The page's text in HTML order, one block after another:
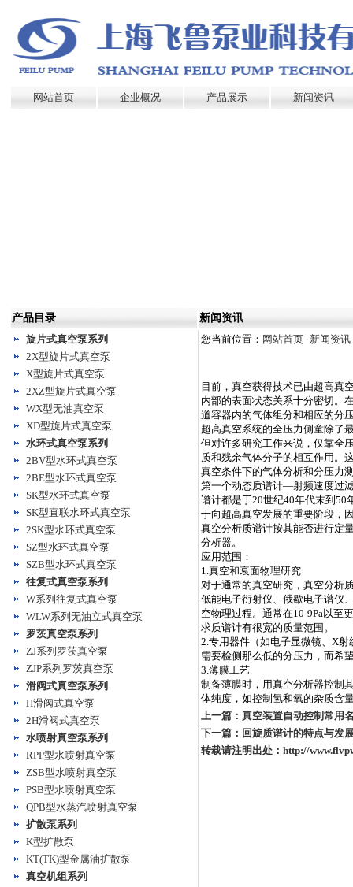
网站首页 企业概况 产品展示 新闻资讯
产品目录
新闻资讯
旋片式真空泵系列
2X型旋片式真空泵
X型旋片式真空泵
2XZ型旋片式真空泵
WX型无油真空泵
XD型旋片式真空泵
水环式真空泵系列
2BV型水环式真空泵
2BE型水环式真空泵
SK型水环式真空泵
SK型直联水环式真空泵
2SK型水环式真空泵
SZ型水环式真空泵
SZB型水环式真空泵
往复式真空泵系列
W系列往复式真空泵
WLW系列无油立式真空泵
罗茨真空泵系列
ZJ系列罗茨真空泵
ZJP系列罗茨真空泵
滑阀式真空泵系列
H滑阀式真空泵
2H滑阀式真空泵
水喷射真空泵系列
RPP型水喷射真空泵
ZSB型水喷射真空泵
PSB型水喷射真空泵
QPB型水蒸汽喷射真空泵
扩散泵系列
K型扩散泵
KT(TK)型金属油扩散泵
真空机组系列
您当前位置： 网站首页--新闻资讯
目前，真空获得技术已由超高真
内部的表面状态关系十分密切。
道容器内的气体组分和相应的分
超高真空系统的全压力侧童除了
但对许多研究工作来说，仅靠全
质和残余气体分子的相互作用。
真空条件下的气体分析和分压力
第一个动态质谱计—射频速度过
谱计都是于20世纪40年代末到50
于向超高真空发展的重要阶段，
真空分析质谱计按其能否进行定
分析器。
应用范围：
1.真空和衰面物理研究
对于通常的真空研究，真空分析
低能电子衍射仪、俄歇电子谱仪
空物理过程。通常在10-9Pa以至
求质谱计有很宽的质量范围。
2.专用器件（如电子显微镜、X
需要检侧那么低的分压力，而希
3.薄膜工艺
制备薄膜时，用真空分析器控制
体纯度，如控制氢和氧的杂质含
上一篇： 真空装置自动控制常用
下一篇： 回旋质谱计的特点与发
转载请注明出处： http://